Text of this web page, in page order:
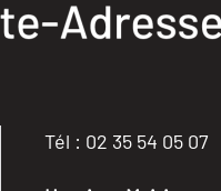
Tél : 02 35 54 05 07